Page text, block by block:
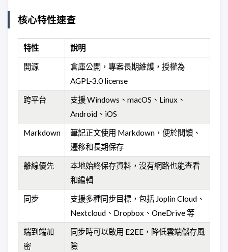
核心特性速查
特性 說明
開源
倉庫公開，專案長期維護，授權為
AGPL-3.0 license
跨平台
支援 Windows、macOS、Linux、
Android、iOS
Markdown
筆記正文使用 Markdown，便於閱讀、
遷移和長期保存
離線優先
本地始終保存資料，沒有網路也能查看
和編輯
同步
支援多種同步目標，包括 Joplin Cloud、
Nextcloud、Dropbox、OneDrive 等
端到端加
密
同步時可以啟用 E2EE，降低雲端儲存風
險